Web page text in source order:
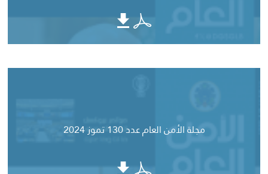
مجلة الأمن العام عدد 130 تموز 2024